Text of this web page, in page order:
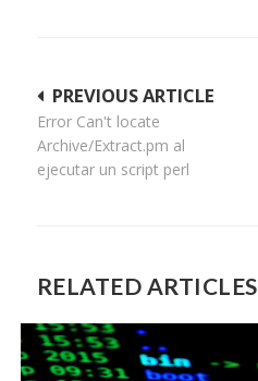
Navegación
de
entradas
PREVIOUS ARTICLE
Error Can't locate
Archive/Extract.pm al
ejecutar un script perl
RELATED ARTICLES